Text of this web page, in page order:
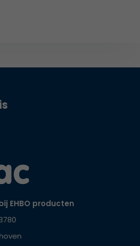
EHBO producten